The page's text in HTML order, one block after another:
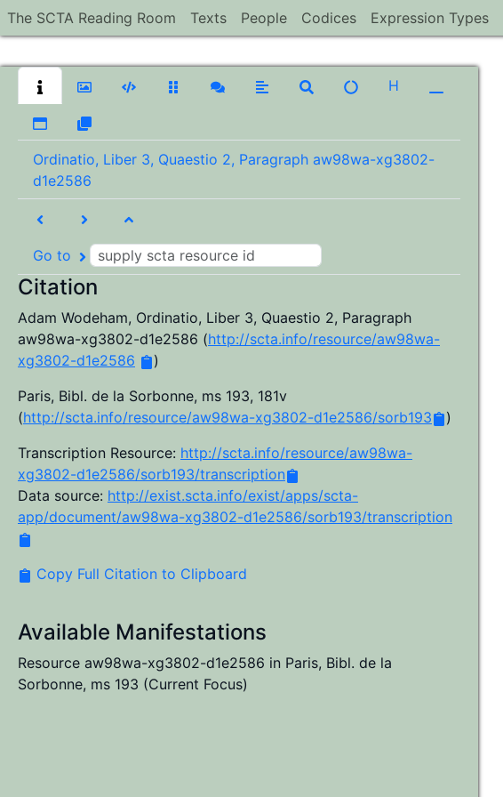
The SCTA Reading Room Texts People Codices Expression Types
H
Ordinatio, Liber 3, Quaestio 2, Paragraph aw98wa-xg3802-
d1e2586
Go to
Citation
Adam Wodeham, Ordinatio, Liber 3, Quaestio 2, Paragraph
aw98wa-xg3802-d1e2586 (http://scta.info/resource/aw98wa-
xg3802-d1e2586
)
Paris, Bibl. de la Sorbonne, ms 193, 181v
(http://scta.info/resource/aw98wa-xg3802-d1e2586/sorb193
)
Transcription Resource: http://scta.info/resource/aw98wa-
xg3802-d1e2586/sorb193/transcription
Data source: http://exist.scta.info/exist/apps/scta-
app/document/aw98wa-xg3802-d1e2586/sorb193/transcription
Copy Full Citation to Clipboard
Available Manifestations
Resource aw98wa-xg3802-d1e2586 in Paris, Bibl. de la
Sorbonne, ms 193 (Current Focus)